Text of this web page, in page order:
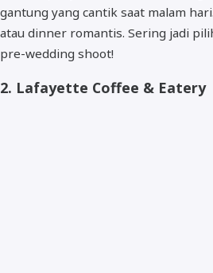
gantung yang cantik saat malam
atau dinner romantis. Sering jadi
pre-wedding shoot!
2. Lafayette Coffee & Eatery